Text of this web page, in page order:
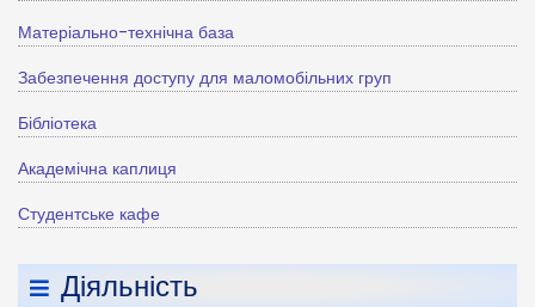
Матеріально-технічна база
Забезпечення доступу для маломобільних груп
Бібліотека
Академічна каплиця
Студентське кафе
Діяльність